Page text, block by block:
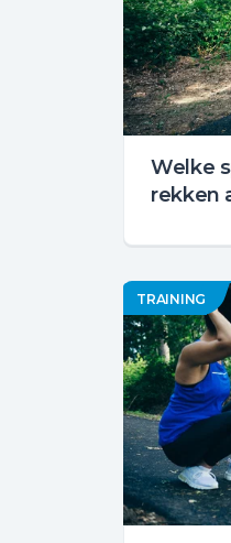
Welke
rekken
TRAINING